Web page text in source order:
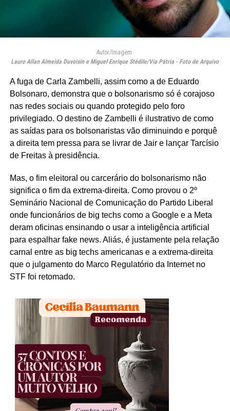
Autor/Imagem:
Lauro Allan Almeida Duvoisin e Miguel Enrique Stédile/Via Pátria - Foto de Arquivo
A fuga de Carla Zambelli, assim como a de Eduardo
Bolsonaro, demonstra que o bolsonarismo só é corajoso
nas redes sociais ou quando protegido pelo foro
privilegiado. O destino de Zambelli é ilustrativo de como
as saídas para os bolsonaristas vão diminuindo e porquê
a direita tem pressa para se livrar de Jair e lançar Tarcísio
de Freitas à presidência.
Mas, o fim eleitoral ou carcerário do bolsonarismo não
significa o fim da extrema-direita. Como provou o 2º
Seminário Nacional de Comunicação do Partido Liberal
onde funcionários de big techs como a Google e a Meta
deram oficinas ensinando o usar a inteligência artificial
para espalhar fake news. Aliás, é justamente pela relação
carnal entre as big techs americanas e a extrema-direita
que o julgamento do Marco Regulatório da Internet no
STF foi retomado.